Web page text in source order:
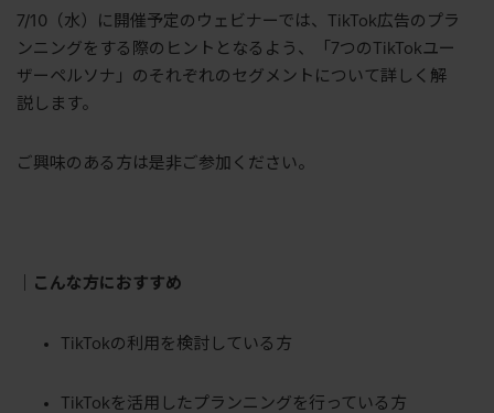
7/10（水）に開催予定のウェビナーでは、TikTok広告のプラ
ンニングをする際のヒントとなるよう、「7つのTikTokユー
ザーペルソナ」のそれぞれのセグメントについて詳しく解
説します。
ご興味のある方は是非ご参加ください。
｜こんな方におすすめ
TikTokの利用を検討している方
TikTokを活用したプランニングを行っている方